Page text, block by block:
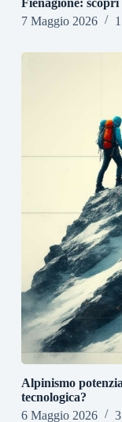
7 Maggio 2026
Alpinismo
tecnologica?
6 Maggio 2026